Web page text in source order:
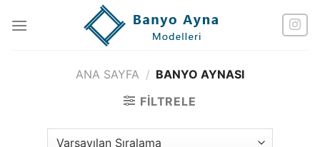
atla
ANA SAYFA / BANYO AYNASI
FILTRELE